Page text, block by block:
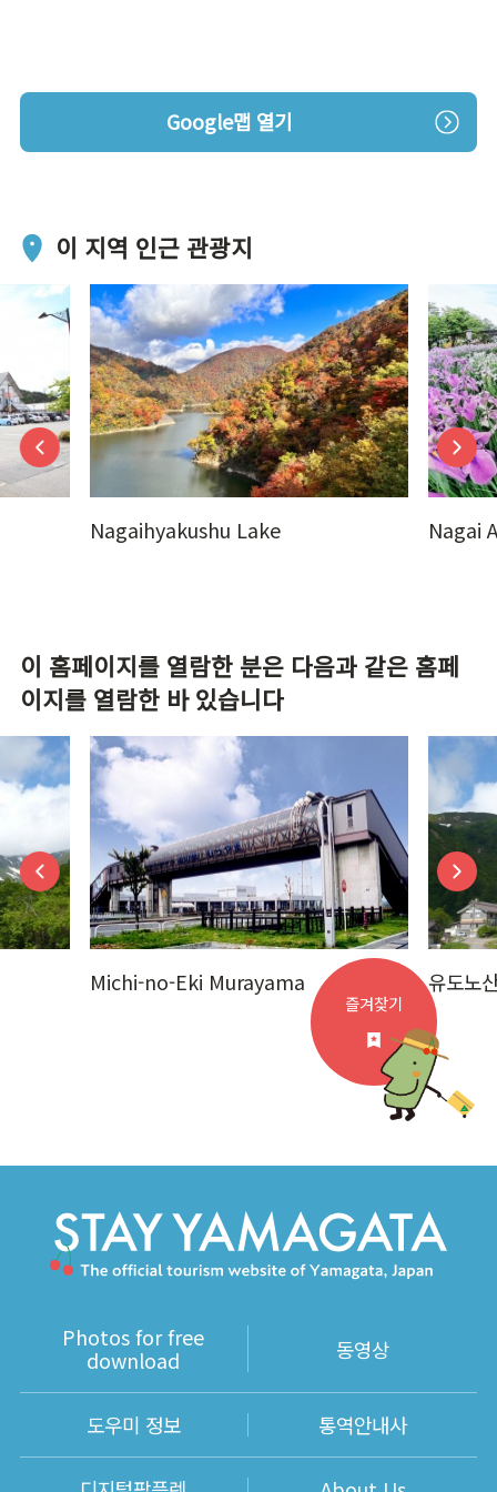
Google맵 열기
이 지역 인근 관광지
Nagaihyakushu Lake Nagai
이 홈페이지를 열람한 분은 다음과 같은 홈페
이지를 열람한 바 있습니다
Michi-no-Eki Murayama 유도노
즐겨찾기
Photos for free
download
동영상
도우미 정보 통역안내사